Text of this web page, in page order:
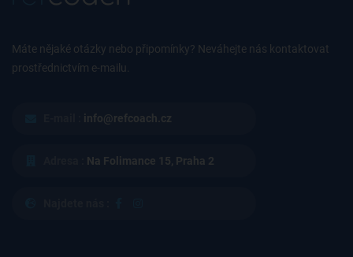
Máte nějaké otázky nebo připomínky? Neváhejte nás kontaktovat
prostřednictvím e-mailu.
info@refcoach.cz
Na Folimance 15, Praha 2